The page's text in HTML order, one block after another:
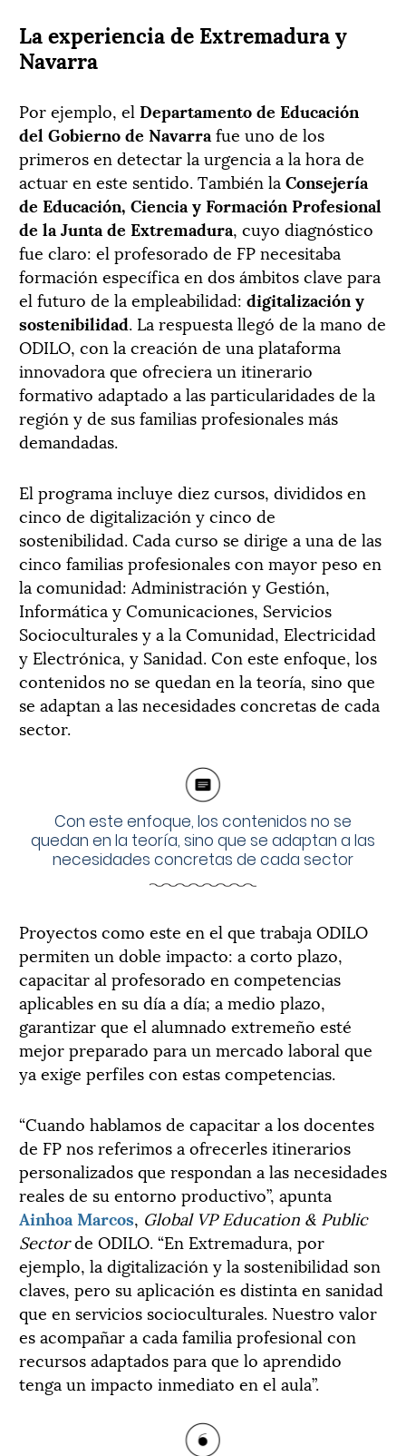
La experiencia de Extremadura y
Navarra
Por ejemplo, el Departamento de Educación
del Gobierno de Navarra fue uno de los
primeros en detectar la urgencia a la hora de
actuar en este sentido. También la Consejería
de Educación, Ciencia y Formación Profesional
de la Junta de Extremadura, cuyo diagnóstico
fue claro: el profesorado de FP necesitaba
formación específica en dos ámbitos clave para
el futuro de la empleabilidad: digitalización y
sostenibilidad. La respuesta llegó de la mano de
ODILO, con la creación de una plataforma
innovadora que ofreciera un itinerario
formativo adaptado a las particularidades de la
región y de sus familias profesionales más
demandadas.
El programa incluye diez cursos, divididos en
cinco de digitalización y cinco de
sostenibilidad. Cada curso se dirige a una de las
cinco familias profesionales con mayor peso en
la comunidad: Administración y Gestión,
Informática y Comunicaciones, Servicios
Socioculturales y a la Comunidad, Electricidad
y Electrónica, y Sanidad. Con este enfoque, los
contenidos no se quedan en la teoría, sino que
se adaptan a las necesidades concretas de cada
sector.
Con este enfoque, los contenidos no se
quedan en la teoría, sino que se adaptan a las
necesidades concretas de cada sector
Proyectos como este en el que trabaja ODILO
permiten un doble impacto: a corto plazo,
capacitar al profesorado en competencias
aplicables en su día a día; a medio plazo,
garantizar que el alumnado extremeño esté
mejor preparado para un mercado laboral que
ya exige perfiles con estas competencias.
“Cuando hablamos de capacitar a los docentes
de FP nos referimos a ofrecerles itinerarios
personalizados que respondan a las necesidades
reales de su entorno productivo”, apunta
Ainhoa Marcos, Global VP Education & Public
Sectorde ODILO. “En Extremadura, por
ejemplo, la digitalización y la sostenibilidad son
claves, pero su aplicación es distinta en sanidad
que en servicios socioculturales. Nuestro valor
es acompañar a cada familia profesional con
recursos adaptados para que lo aprendido
tenga un impacto inmediato en el aula”.